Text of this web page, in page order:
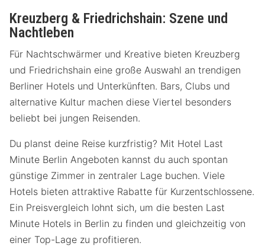
Kreuzberg & Friedrichshain: Szene und
Nachtleben
Für Nachtschwärmer und Kreative bieten Kreuzberg
und Friedrichshain eine große Auswahl an trendigen
Berliner Hotels und Unterkünften. Bars, Clubs und
alternative Kultur machen diese Viertel besonders
beliebt bei jungen Reisenden.
Du planst deine Reise kurzfristig? Mit Hotel Last
Minute Berlin Angeboten kannst du auch spontan
günstige Zimmer in zentraler Lage buchen. Viele
Hotels bieten attraktive Rabatte für Kurzentschlossene.
Ein Preisvergleich lohnt sich, um die besten Last
Minute Hotels in Berlin zu finden und gleichzeitig von
einer Top-Lage zu profitieren.